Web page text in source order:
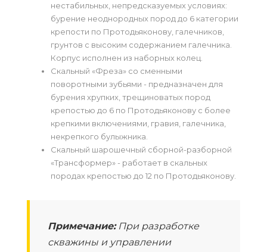
нестабильных, непредсказуемых условиях:
бурение неоднородных пород до 6 категории
крепости по Протодьяконову, галечников,
грунтов с высоким содержанием галечника.
Корпус исполнен из наборных колец.
Скальный «Фреза» со сменными
поворотными зубьями - предназначен для
бурения хрупких, трещиноватых пород
крепостью до 6 по Протодьяконову с более
крепкими включениями, гравия, галечника,
некрепкого булыжника.
Скальный шарошечный сборной-разборной
«Трансформер» - работает в скальных
породах крепостью до 12 по Протодьяконову.
Примечание:При разработке
скважины и управлении